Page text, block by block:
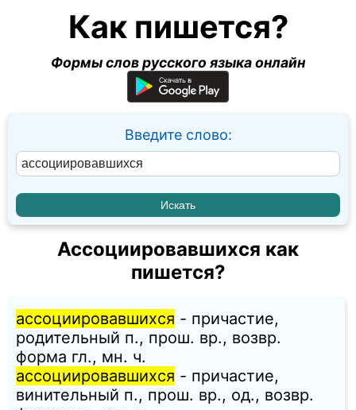
Как пишется?
Формы слов русского языка онлайн
Введите слово:
Ассоциировавшихся как
пишется?
ассоциировавшихся - причастие,
родительный п., прош. вр., возвр.
форма гл., мн. ч.
ассоциировавшихся - причастие,
винительный п., прош. вр., од., возвр.